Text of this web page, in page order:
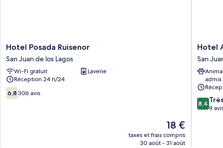
Hotel
Posada
Ruisenor
San
Juan
de
los
Hotel Posada Ruisenor
San Juan de los Lagos
Wi-Fi gratuit
Laverie
Réception 24 h/24
6.8
sur
6,8 306 avis
Le
nouveau
prix
18 €
taxes et frais compris
30 août - 31 août
Hotel
Asís
San
Juan
los
Lagos
Hotel
San
admis
8.4
sur
8,4
9